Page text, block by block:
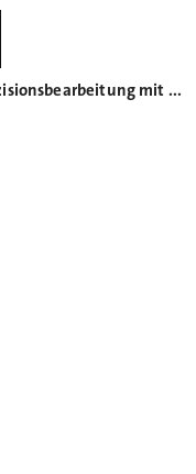
Präzisionsbearbeitung mit der Kern Micro in "HD"